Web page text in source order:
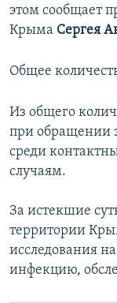
этом сообщает
Крыма Сергея
Общее
Из общего
при обращении
среди
случаям.
За истекшие
территории
исследования
инфекцию,